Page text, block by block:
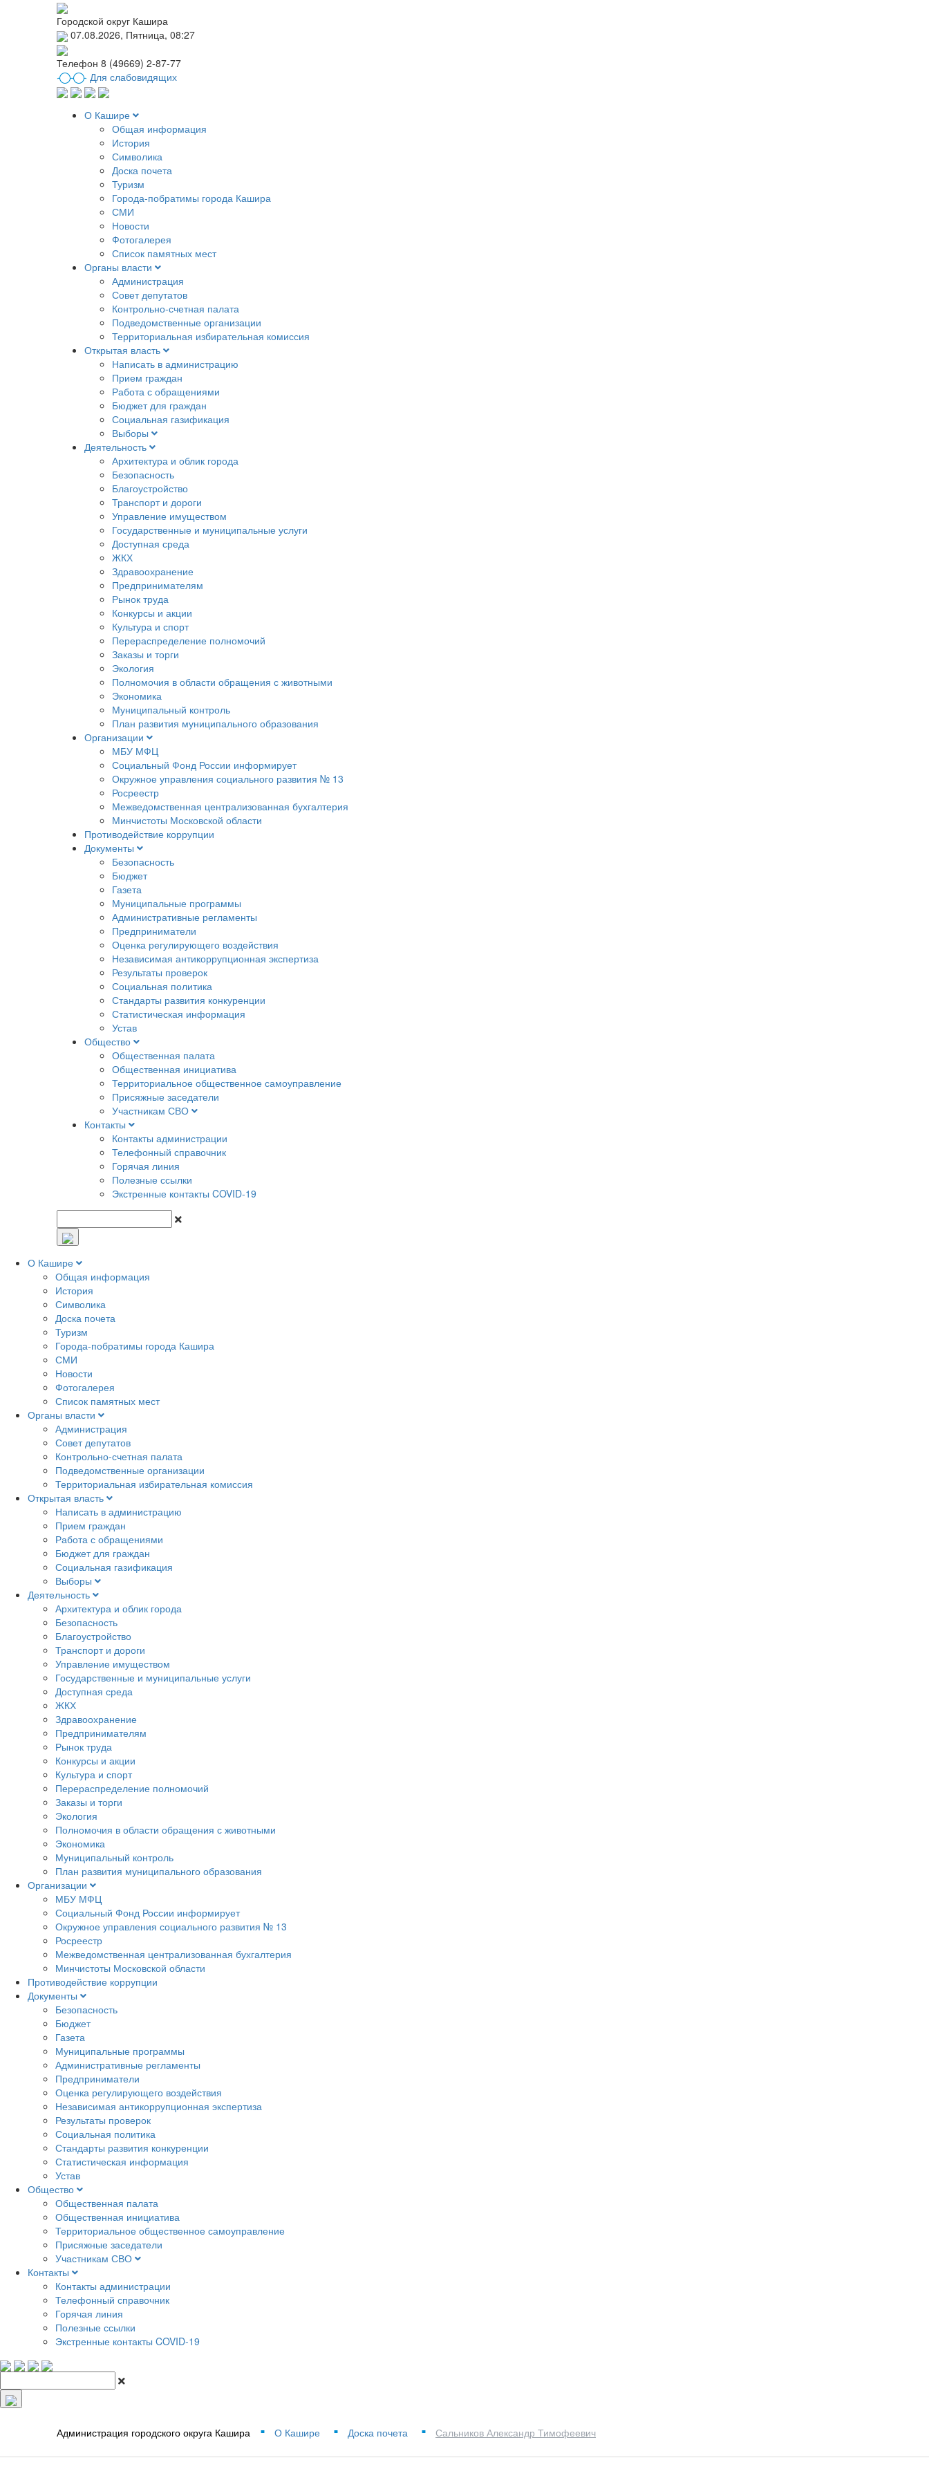
Городской округ Кашира
07.08.2026, Пятница, 08:27
Телефон 8 (49669) 2-87-77
Для слабовидящих
О Кашире
Общая информация
История
Символика
Доска почета
Туризм
Города-побратимы города Кашира
СМИ
Новости
Фотогалерея
Список памятных мест
Органы власти
Администрация
Совет депутатов
Контрольно-счетная палата
Подведомственные организации
Территориальная избирательная комиссия
Открытая власть
Написать в администрацию
Прием граждан
Работа с обращениями
Бюджет для граждан
Социальная газификация
Выборы
Деятельность
Архитектура и облик города
Безопасность
Благоустройство
Транспорт и дороги
Управление имуществом
Государственные и муниципальные услуги
Доступная среда
ЖКХ
Здравоохранение
Предпринимателям
Рынок труда
Конкурсы и акции
Культура и спорт
Перераспределение полномочий
Заказы и торги
Экология
Полномочия в области обращения с животными
Экономика
Муниципальный контроль
План развития муниципального образования
Организации
МБУ МФЦ
Социальный Фонд России информирует
Окружное управления социального развития № 13
Росреестр
Межведомственная централизованная бухгалтерия
Минчистоты Московской области
Противодействие коррупции
Документы
Безопасность
Бюджет
Газета
Муниципальные программы
Административные регламенты
Предприниматели
Оценка регулирующего воздействия
Независимая антикоррупционная экспертиза
Результаты проверок
Социальная политика
Стандарты развития конкуренции
Статистическая информация
Устав
Общество
Общественная палата
Общественная инициатива
Территориальное общественное самоуправление
Присяжные заседатели
Участникам СВО
Контакты
Контакты администрации
Телефонный справочник
Горячая линия
Полезные ссылки
Экстренные контакты COVID-19
О Кашире
Общая информация
История
Символика
Доска почета
Туризм
Города-побратимы города Кашира
СМИ
Новости
Фотогалерея
Список памятных мест
Органы власти
Администрация
Совет депутатов
Контрольно-счетная палата
Подведомственные организации
Территориальная избирательная комиссия
Открытая власть
Написать в администрацию
Прием граждан
Работа с обращениями
Бюджет для граждан
Социальная газификация
Выборы
Деятельность
Архитектура и облик города
Безопасность
Благоустройство
Транспорт и дороги
Управление имуществом
Государственные и муниципальные услуги
Доступная среда
ЖКХ
Здравоохранение
Предпринимателям
Рынок труда
Конкурсы и акции
Культура и спорт
Перераспределение полномочий
Заказы и торги
Экология
Полномочия в области обращения с животными
Экономика
Муниципальный контроль
План развития муниципального образования
Организации
МБУ МФЦ
Социальный Фонд России информирует
Окружное управления социального развития № 13
Росреестр
Межведомственная централизованная бухгалтерия
Минчистоты Московской области
Противодействие коррупции
Документы
Безопасность
Бюджет
Газета
Муниципальные программы
Административные регламенты
Предприниматели
Оценка регулирующего воздействия
Независимая антикоррупционная экспертиза
Результаты проверок
Социальная политика
Стандарты развития конкуренции
Статистическая информация
Устав
Общество
Общественная палата
Общественная инициатива
Территориальное общественное самоуправление
Присяжные заседатели
Участникам СВО
Контакты
Контакты администрации
Телефонный справочник
Горячая линия
Полезные ссылки
Экстренные контакты COVID-19
Администрация городского округа Кашира ■ О Кашире ■ Доска почета ■ Сальников Александр Тимофеевич